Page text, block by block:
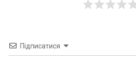
Підписатися